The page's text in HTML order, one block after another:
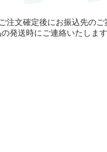
注文確定後にお振込先の
発送時にご連絡いたしま